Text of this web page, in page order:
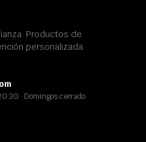
Productos de
personalizada.
· Domingos cerrado